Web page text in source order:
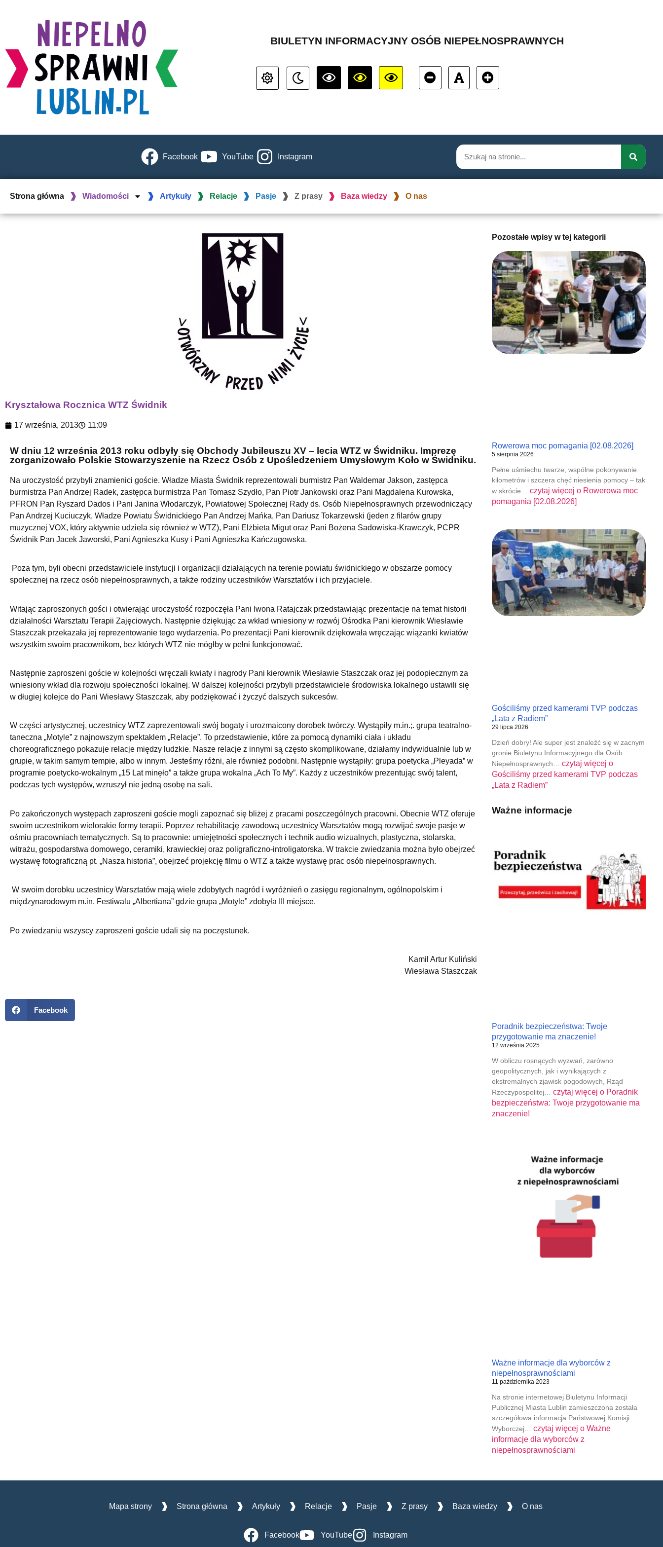
BIULETYN INFORMACYJNY OSÓB NIEPEŁNOSPRAWNYCH
Facebook YouTube Instagram
Strona główna Wiadomości Artykuły Relacje Pasje Z prasy Baza wiedzy O nas
Kryształowa Rocznica WTZ Świdnik
17 września, 2013 11:09
W dniu 12 września 2013 roku odbyły się Obchody Jubileuszu XV – lecia WTZ w Świdniku. Imprezę
zorganizowało Polskie Stowarzyszenie na Rzecz Osób z Upośledzeniem Umysłowym Koło w Świdniku.
Na uroczystość przybyli znamienici goście. Władze Miasta Świdnik reprezentowali burmistrz Pan Waldemar Jakson, zastępca
burmistrza Pan Andrzej Radek, zastępca burmistrza Pan Tomasz Szydło, Pan Piotr Jankowski oraz Pani Magdalena Kurowska,
PFRON Pan Ryszard Dados i Pani Janina Włodarczyk, Powiatowej Społecznej Rady ds. Osób Niepełnosprawnych przewodniczący
Pan Andrzej Kuciuczyk, Władze Powiatu Świdnickiego Pan Andrzej Mańka, Pan Dariusz Tokarzewski (jeden z filarów grupy
muzycznej VOX, który aktywnie udziela się również w WTZ), Pani Elżbieta Migut oraz Pani Bożena Sadowiska-Krawczyk, PCPR
Świdnik Pan Jacek Jaworski, Pani Agnieszka Kusy i Pani Agnieszka Kańczugowska.
Poza tym, byli obecni przedstawiciele instytucji i organizacji działających na terenie powiatu świdnickiego w obszarze pomocy
społecznej na rzecz osób niepełnosprawnych, a także rodziny uczestników Warsztatów i ich przyjaciele.
Witając zaproszonych gości i otwierając uroczystość rozpoczęła Pani Iwona Ratajczak przedstawiając prezentacje na temat historii
działalności Warsztatu Terapii Zajęciowych. Następnie dziękując za wkład wniesiony w rozwój Ośrodka Pani kierownik Wiesławie
Staszczak przekazała jej reprezentowanie tego wydarzenia. Po prezentacji Pani kierownik dziękowała wręczając wiązanki kwiatów
wszystkim swoim pracownikom, bez których WTZ nie mógłby w pełni funkcjonować.
Następnie zaproszeni goście w kolejności wręczali kwiaty i nagrody Pani kierownik Wiesławie Staszczak oraz jej podopiecznym za
wniesiony wkład dla rozwoju społeczności lokalnej. W dalszej kolejności przybyli przedstawiciele środowiska lokalnego ustawili się
w długiej kolejce do Pani Wiesławy Staszczak, aby podziękować i życzyć dalszych sukcesów.
W części artystycznej, uczestnicy WTZ zaprezentowali swój bogaty i urozmaicony dorobek twórczy. Wystąpiły m.in.;. grupa teatralno-
taneczna „Motyle” z najnowszym spektaklem „Relacje”. To przedstawienie, które za pomocą dynamiki ciała i układu
choreograficznego pokazuje relacje między ludzkie. Nasze relacje z innymi są często skomplikowane, działamy indywidualnie lub w
grupie, w takim samym tempie, albo w innym. Jesteśmy różni, ale również podobni. Następnie wystąpiły: grupa poetycka „Pleyada” w
programie poetycko-wokalnym „15 Lat minęło” a także grupa wokalna „Ach To My”. Każdy z uczestników prezentując swój talent,
podczas tych występów, wzruszył nie jedną osobę na sali.
Po zakończonych występach zaproszeni goście mogli zapoznać się bliżej z pracami poszczególnych pracowni. Obecnie WTZ oferuje
swoim uczestnikom wielorakie formy terapii. Poprzez rehabilitację zawodową uczestnicy Warsztatów mogą rozwijać swoje pasje w
ośmiu pracowniach tematycznych. Są to pracownie: umiejętności społecznych i technik audio wizualnych, plastyczna, stolarska,
witrażu, gospodarstwa domowego, ceramiki, krawieckiej oraz poligraficzno-introligatorska. W trakcie zwiedzania można było obejrzeć
wystawę fotograficzną pt. „Nasza historia”, obejrzeć projekcję filmu o WTZ a także wystawę prac osób niepełnosprawnych.
W swoim dorobku uczestnicy Warsztatów mają wiele zdobytych nagród i wyróżnień o zasięgu regionalnym, ogólnopolskim i
międzynarodowym m.in. Festiwalu „Albertiana” gdzie grupa „Motyle” zdobyła III miejsce.
Po zwiedzaniu wszyscy zaproszeni goście udali się na poczęstunek.
Kamil Artur Kuliński
Wiesława Staszczak
Facebook
Pozostałe wpisy w tej kategorii
Rowerowa moc pomagania [02.08.2026]
5 sierpnia 2026
Pełne uśmiechu twarze, wspólne pokonywanie
kilometrów i szczera chęć niesienia pomocy – tak
w skrócie… czytaj więcej oRowerowa moc
pomagania [02.08.2026]
Gościliśmy przed kamerami TVP podczas
„Lata z Radiem”
29 lipca 2026
Dzień dobry! Ale super jest znaleźć się w zacnym
gronie Biuletynu Informacyjnego dla Osób
Niepełnosprawnych… czytaj więcej o
Gościliśmy przed kamerami TVP podczas
„Lata z Radiem”
Ważne informacje
Poradnik bezpieczeństwa: Twoje
przygotowanie ma znaczenie!
12 września 2025
W obliczu rosnących wyzwań, zarówno
geopolitycznych, jak i wynikających z
ekstremalnych zjawisk pogodowych, Rząd
Rzeczypospolitej… czytaj więcej oPoradnik
bezpieczeństwa: Twoje przygotowanie ma
znaczenie!
Ważne informacje dla wyborców z
niepełnosprawnościami
11 października 2023
Na stronie internetowej Biuletynu Informacji
Publicznej Miasta Lublin zamieszczona została
szczegółowa informacja Państwowej Komisji
Wyborczej… czytaj więcej oWażne
informacje dla wyborców z
niepełnosprawnościami
Mapa strony Strona główna Artykuły Relacje Pasje Z prasy Baza wiedzy O nas
Facebook YouTube Instagram